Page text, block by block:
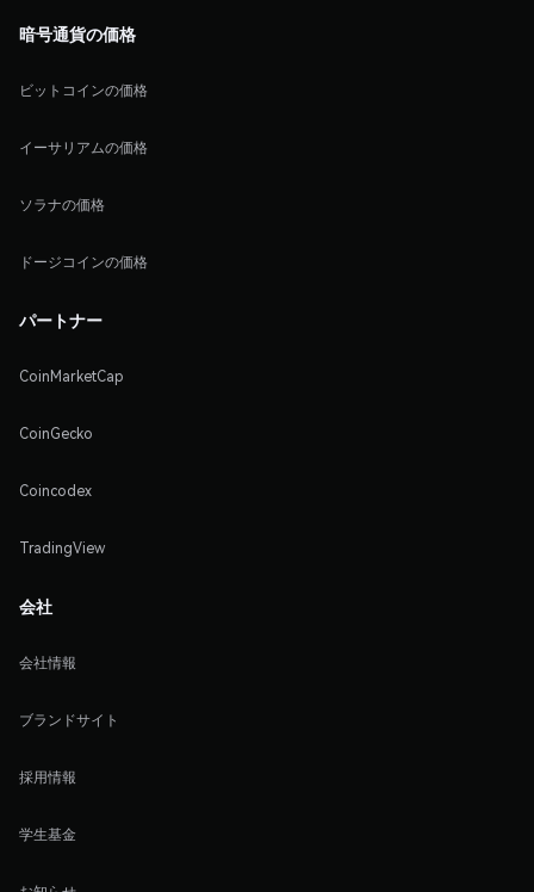
暗号通貨の価格
ビットコインの価格
イーサリアムの価格
ソラナの価格
ドージコインの価格
パートナー
CoinMarketCap
CoinGecko
Coincodex
TradingView
会社
会社情報
ブランドサイト
採用情報
学生基金